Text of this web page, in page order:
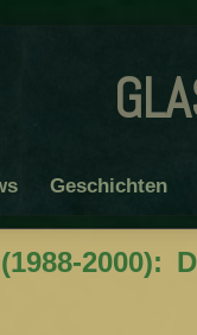
Geschichten